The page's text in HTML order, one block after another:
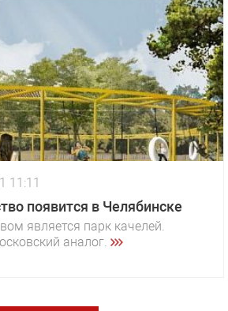
11:11
появится в Челябинске
является парк качелей.
аналог.